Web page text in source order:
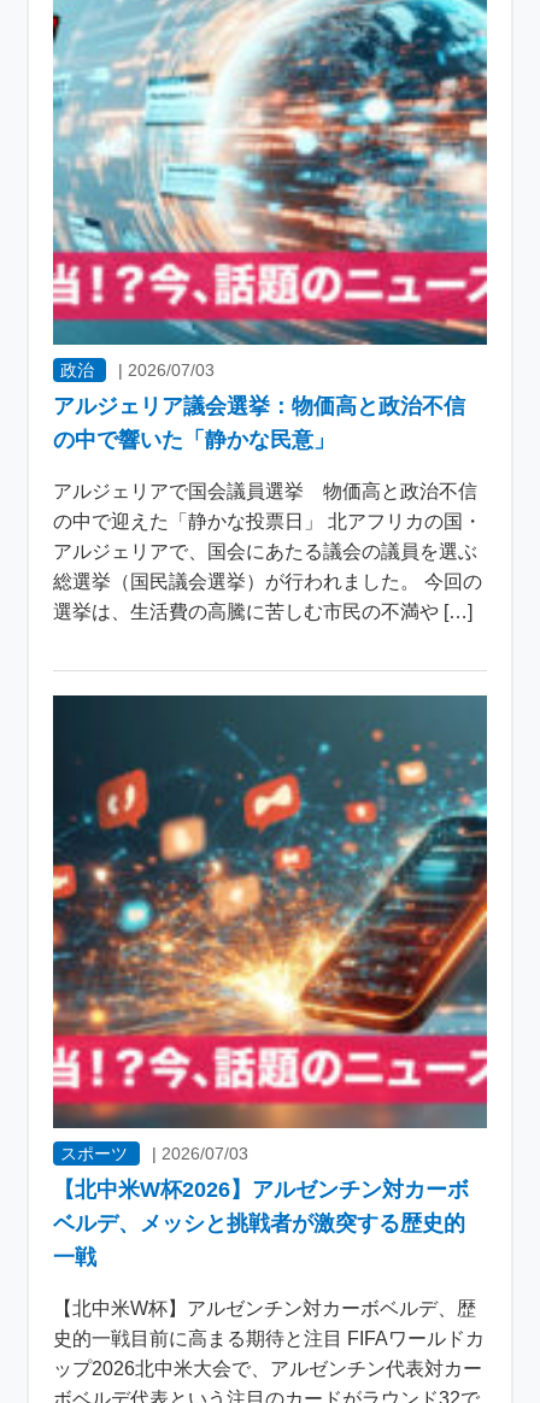
政治 | 2026/07/03
アルジェリア議会選挙：物価高と政治不信
の中で響いた「静かな民意」
アルジェリアで国会議員選挙 物価高と政治不信
の中で迎えた「静かな投票日」 北アフリカの国・
アルジェリアで、国会にあたる議会の議員を選ぶ
総選挙（国民議会選挙）が行われました。 今回の
選挙は、生活費の高騰に苦しむ市民の不満や […]
スポーツ | 2026/07/03
【北中米W杯2026】アルゼンチン対カーボ
ベルデ、メッシと挑戦者が激突する歴史的
一戦
【北中米W杯】アルゼンチン対カーボベルデ、歴
史的一戦目前に高まる期待と注目 FIFAワールドカ
ップ2026北中米大会で、アルゼンチン代表対カー
ボベルデ代表という注目のカードがラウンド32で